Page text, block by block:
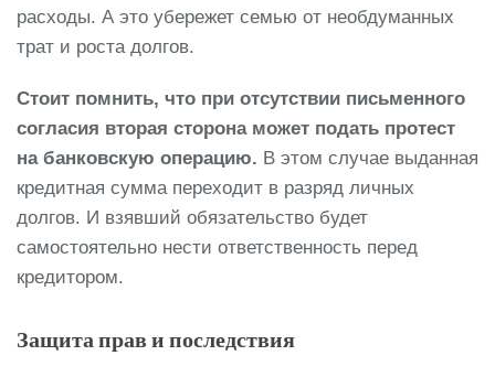
расходы. А это убережет семью от необдуманных
трат и роста долгов.
Стоит помнить, что при отсутствии письменного
согласия вторая сторона может подать протест
на банковскую операцию. В этом случае выданная
кредитная сумма переходит в разряд личных
долгов. И взявший обязательство будет
самостоятельно нести ответственность перед
кредитором.
Защита прав и последствия